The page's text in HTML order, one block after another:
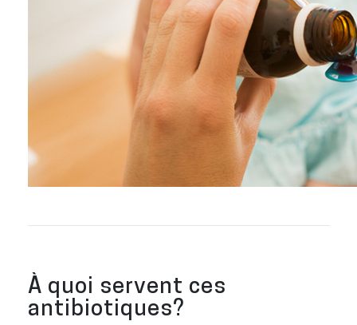
À quoi servent ces
antibiotiques?